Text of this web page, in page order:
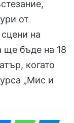
от
на
ще бъде на 18
когато
„Мис и